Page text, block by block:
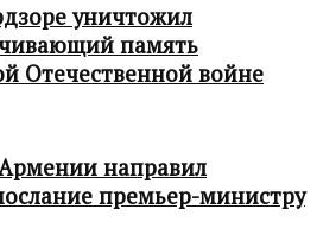
уничтожил
память
Отечественной войне
направил
премьер-министру